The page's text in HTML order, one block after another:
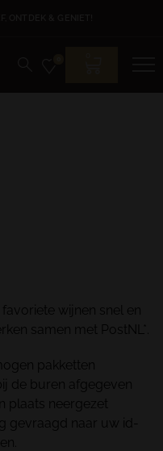
wijnen snel en
samen met PostNL*.
pakketten
de buren afgegeven
plaats neergezet
gevraagd naar uw id-